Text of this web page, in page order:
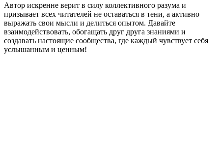
Автор искренне верит в силу коллективного разума и
призывает всех читателей не оставаться в тени, а активно
выражать свои мысли и делиться опытом. Давайте
взаимодействовать, обогащать друг друга знаниями и
создавать настоящие сообщества, где каждый чувствует себя
услышанным и ценным!